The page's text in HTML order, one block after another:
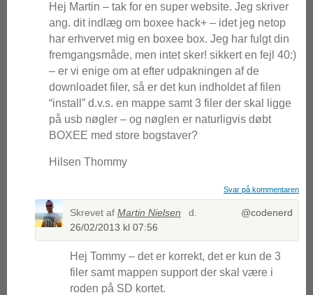
Hej Martin – tak for en super website. Jeg skriver
ang. dit indlæg om boxee hack+ – idet jeg netop
har erhvervet mig en boxee box. Jeg har fulgt din
fremgangsmåde, men intet sker! sikkert en fejl 40:)
– er vi enige om at efter udpakningen af de
downloadet filer, så er det kun indholdet af filen
“install” d.v.s. en mappe samt 3 filer der skal ligge
på usb nøgler – og nøglen er naturligvis døbt
BOXEE med store bogstaver?
Hilsen Thommy
Svar på kommentaren
Skrevet af Martin Nielsen @codenerd
d.
26/02/2013 kl 07:56
Hej Tommy – det er korrekt, det er kun de 3
filer samt mappen support der skal være i
roden på SD kortet.